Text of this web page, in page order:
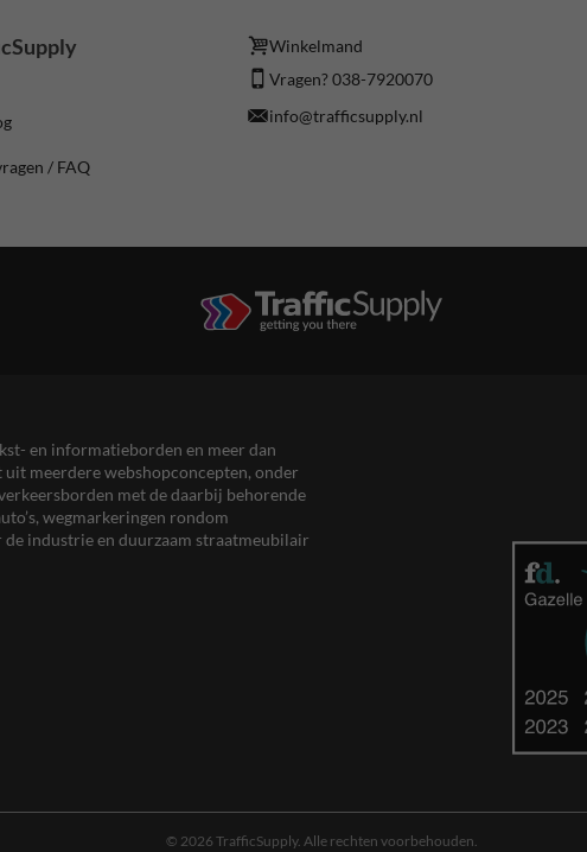
/ FAQ
Winkelmand
Vragen? 038-7920070
info@trafficsupply.nl
en informatieborden en meer dan
meerdere webshopconcepten, onder
met de daarbij behorende
wegmarkeringen rondom
industrie en duurzaam straatmeubilair
© 2026 TrafficSupply. Alle rechten voorbehouden.